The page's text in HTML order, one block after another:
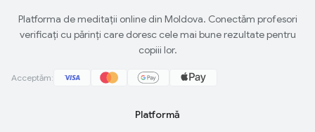
Platforma de meditații online din Moldova. Conectăm profesori
verificați cu părinți care doresc cele mai bune rezultate pentru
copiii lor.
Acceptăm:
Platformă